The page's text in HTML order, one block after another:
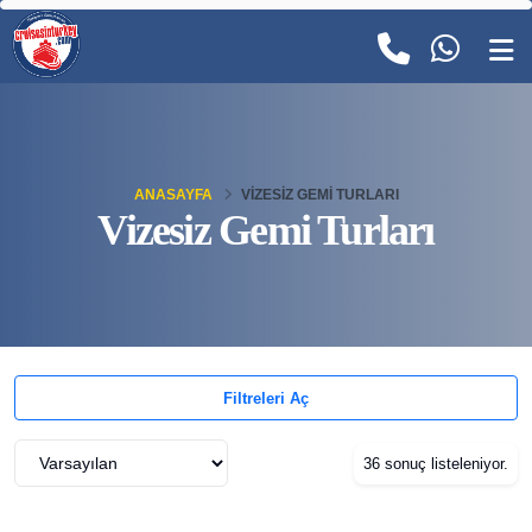
Vizesiz Gemi Turları
ANASAYFA VIZESIZ GEMI TURLARI
Filtreleri Aç
36 sonuç listeleniyor.